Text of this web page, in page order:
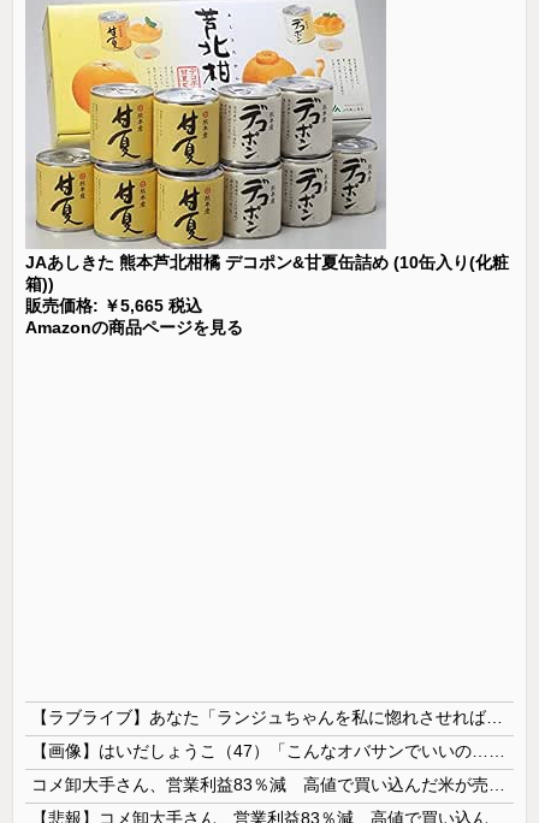
JAあしきた 熊本芦北柑橘 デコポン&甘夏缶詰め (10缶入り(化粧
箱))
販売価格: ￥5,665 税込
Amazonの商品ページを見る
【ラブライブ】あなた「ランジュちゃんを私に惚れさせれば良くない？」